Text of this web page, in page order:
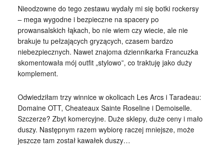
Nieodzowne do tego zestawu wydały mi się botki rockersy
– mega wygodne i bezpieczne na spacery po
prowansalskich łąkach, bo nie wiem czy wiecie, ale nie
brakuje tu pełzających gryzących, czasem bardzo
niebezpiecznych. Nawet znajoma dziennikarka Francuzka
skomentowała mój outfit „stylowo”, co traktuję jako duży
komplement.
Odwiedziłam trzy winnice w okolicach Les Arcs i Taradeau:
Domaine OTT, Cheateaux Sainte Roseline i Demoiselle.
Szczerze? Zbyt komercyjne. Duże sklepy, duże ceny i mało
duszy. Następnym razem wybiorę raczej mniejsze, może
jeszcze tam został kawałek duszy…